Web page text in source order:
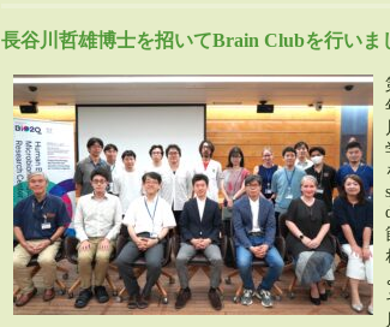
長谷川哲雄博士を招いてBrain Clubを行いま